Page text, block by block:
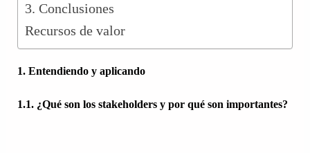
3. Conclusiones
Recursos de valor
1. Entendiendo y aplicando
1.1. ¿Qué son los stakeholders y por qué son importantes?